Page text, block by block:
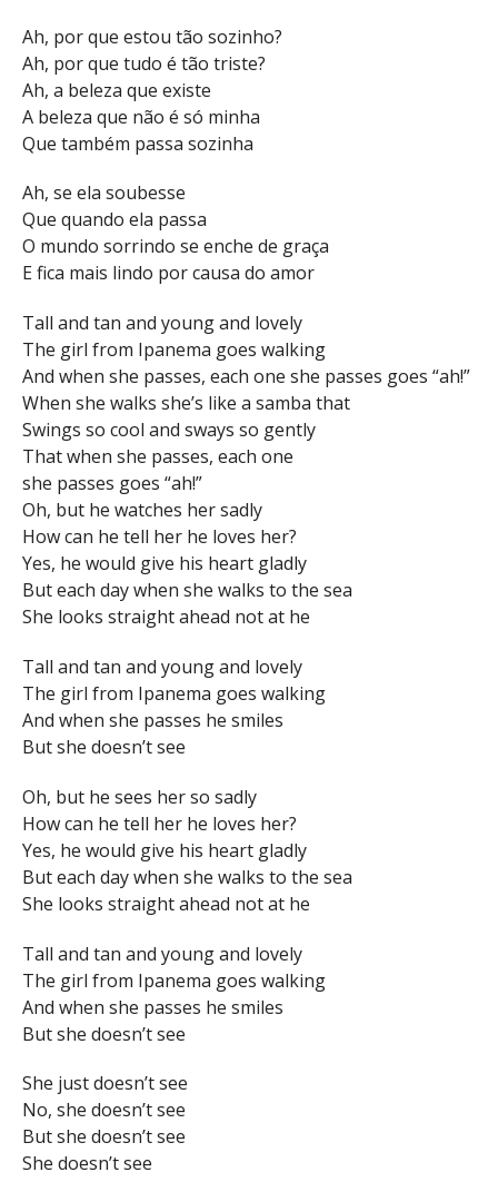
Ah, por que estou tão sozinho?
Ah, por que tudo é tão triste?
Ah, a beleza que existe
A beleza que não é só minha
Que também passa sozinha
Ah, se ela soubesse
Que quando ela passa
O mundo sorrindo se enche de graça
E fica mais lindo por causa do amor
Tall and tan and young and lovely
The girl from Ipanema goes walking
And when she passes, each one she passes goes “ah!”
When she walks she’s like a samba that
Swings so cool and sways so gently
That when she passes, each one
she passes goes “ah!”
Oh, but he watches her sadly
How can he tell her he loves her?
Yes, he would give his heart gladly
But each day when she walks to the sea
She looks straight ahead not at he
Tall and tan and young and lovely
The girl from Ipanema goes walking
And when she passes he smiles
But she doesn’t see
Oh, but he sees her so sadly
How can he tell her he loves her?
Yes, he would give his heart gladly
But each day when she walks to the sea
She looks straight ahead not at he
Tall and tan and young and lovely
The girl from Ipanema goes walking
And when she passes he smiles
But she doesn’t see
She just doesn’t see
No, she doesn’t see
But she doesn’t see
She doesn’t see